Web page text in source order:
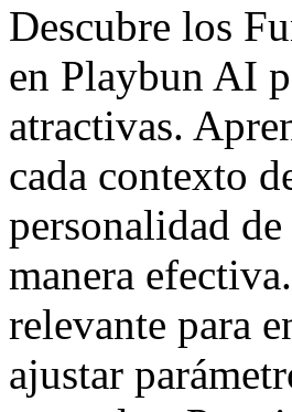
Descubre los
en Playbun AI
atractivas.
cada contexto
personalidad
manera
relevante para
ajustar